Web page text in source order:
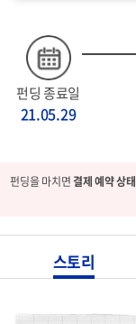
펀딩 종료일
21.05.29
펀딩을 마치면결제 예약 상태
스토리